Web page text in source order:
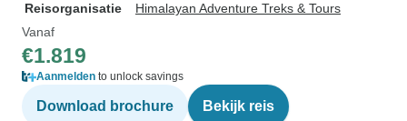
Reisorganisatie
Himalayan Adventure Treks & Tours
Vanaf
€1.819
Aanmelden to unlock savings
Download brochure Bekijk reis